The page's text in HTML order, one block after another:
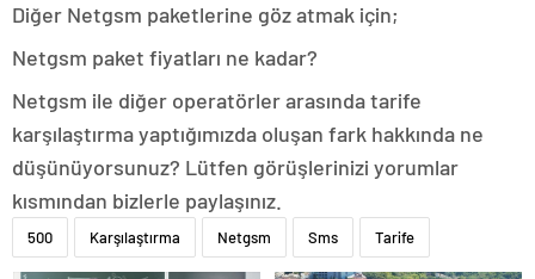
Diğer Netgsm paketlerine göz atmak için;
Netgsm paket fiyatları ne kadar?
Netgsm ile diğer operatörler arasında tarife
karşılaştırma yaptığımızda oluşan fark hakkında ne
düşünüyorsunuz? Lütfen görüşlerinizi yorumlar
kısmından bizlerle paylaşınız.
500 Karşılaştırma Netgsm Sms Tarife